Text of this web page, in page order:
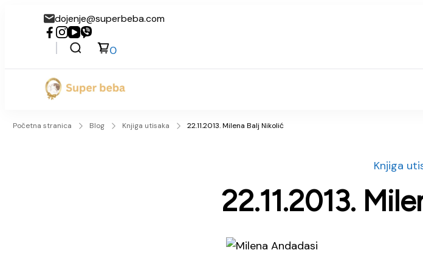
dojenje@superbeba.com
0
Početna stranica Blog Knjiga utisaka 22.11.2013. Milena Balj Nikolić
Knjiga
22.11.2013.